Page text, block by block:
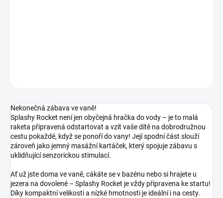
Nekonečná zábava ve vaně!
Splashy Rocket není jen obyčejná hračka do vody – je to malá
raketa připravená odstartovat a vzít vaše dítě na dobrodružnou
cestu pokaždé, když se ponoří do vany! Její spodní část slouží
zároveň jako jemný masážní kartáček, který spojuje zábavu s
uklidňující senzorickou stimulací.
Ať už jste doma ve vaně, cákáte se v bazénu nebo si hrajete u
jezera na dovolené – Splashy Rocket je vždy připravena ke startu!
Díky kompaktní velikosti a nízké hmotnosti je ideální i na cesty.